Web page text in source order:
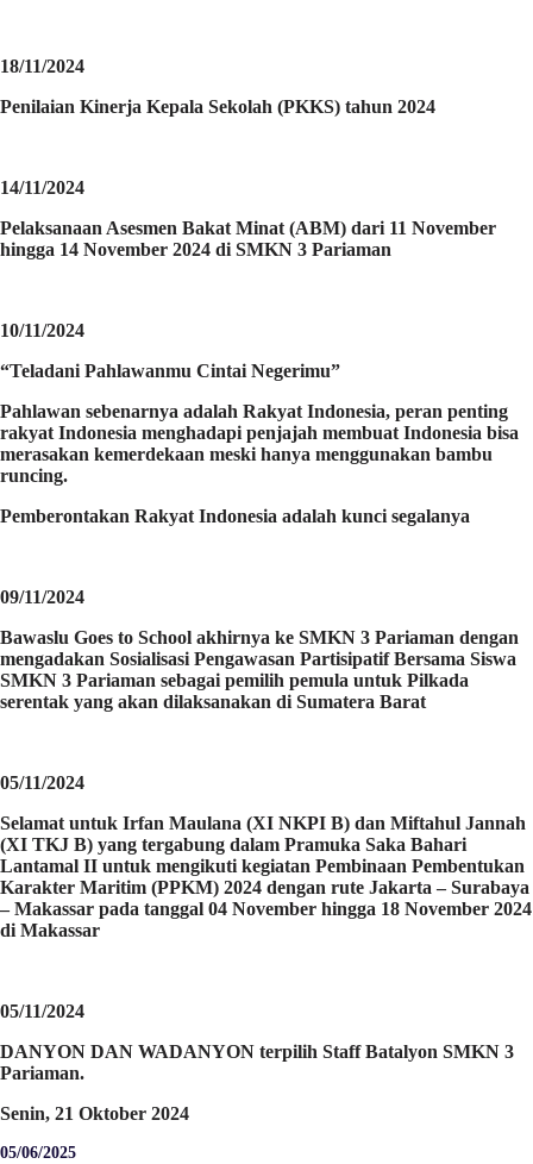
18/11/2024
Penilaian Kinerja Kepala Sekolah (PKKS) tahun 2024
14/11/2024
Pelaksanaan Asesmen Bakat Minat (ABM) dari 11 November
hingga 14 November 2024 di SMKN 3 Pariaman
10/11/2024
“Teladani Pahlawanmu Cintai Negerimu”
Pahlawan sebenarnya adalah Rakyat Indonesia, peran penting
rakyat Indonesia menghadapi penjajah membuat Indonesia bisa
merasakan kemerdekaan meski hanya menggunakan bambu
runcing.
Pemberontakan Rakyat Indonesia adalah kunci segalanya
09/11/2024
Bawaslu Goes to School akhirnya ke SMKN 3 Pariaman dengan
mengadakan Sosialisasi Pengawasan Partisipatif Bersama Siswa
SMKN 3 Pariaman sebagai pemilih pemula untuk Pilkada
serentak yang akan dilaksanakan di Sumatera Barat
05/11/2024
Selamat untuk Irfan Maulana (XI NKPI B) dan Miftahul Jannah
(XI TKJ B) yang tergabung dalam Pramuka Saka Bahari
Lantamal II untuk mengikuti kegiatan Pembinaan Pembentukan
Karakter Maritim (PPKM) 2024 dengan rute Jakarta – Surabaya
– Makassar pada tanggal 04 November hingga 18 November 2024
di Makassar
05/11/2024
DANYON DAN WADANYON terpilih Staff Batalyon SMKN 3
Pariaman.
Senin, 21 Oktober 2024
05/06/2025